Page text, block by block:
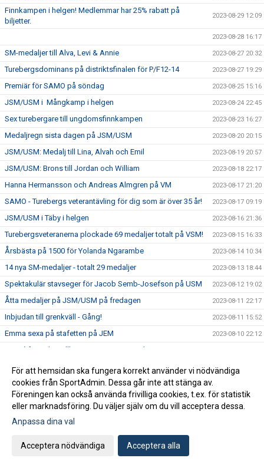
Finnkampen i helgen! Medlemmar har 25% rabatt på
biljetter.
2023-08-29 12:09
2023-08-28 16:17
SM-medaljer till Alva, Levi & Annie 2023-08-27 20:32
Turebergsdominans på distriktsfinalen för P/F12-14 2023-08-27 19:29
Premiär för SAMO på söndag 2023-08-25 15:16
JSM/USM i Mångkamp i helgen 2023-08-24 22:45
Sex turebergare till ungdomsfinnkampen 2023-08-23 16:27
Medaljregn sista dagen på JSM/USM 2023-08-20 20:15
JSM/USM: Medalj till Lina, Alvah och Emil 2023-08-19 20:57
JSM/USM: Brons till Jordan och William 2023-08-18 22:17
Hanna Hermansson och Andreas Almgren på VM 2023-08-17 21:20
SAMO - Turebergs veterantävling för dig som är över 35 år! 2023-08-17 09:19
JSM/USM i Täby i helgen 2023-08-16 21:36
Turebergsveteranerna plockade 69 medaljer totalt på VSM! 2023-08-15 16:33
Årsbästa på 1500 för Yolanda Ngarambe 2023-08-14 10:34
14 nya SM-medaljer - totalt 29 medaljer 2023-08-13 18:44
Spektakulär stavseger för Jacob Semb-Josefson på USM 2023-08-12 19:02
Åtta medaljer på JSM/USM på fredagen 2023-08-11 22:17
Inbjudan till grenkväll - Gång! 2023-08-11 15:52
Emma sexa på stafetten på JEM 2023-08-10 22:12
Succé för Ayla Hallberg Hossain i Jerusalem
JSM/USM i Helsingborg i helgen 2023-08-09 14:49
U20-EM: Ayla Hallberg Hossain till längdfinal 2023-08-09 09:46
U20-EM med tre turebergare
VSM i helgen
Massor av bilder från SM
För att hemsidan ska fungera korrekt använder vi nödvändiga
cookies från SportAdmin. Dessa går inte att stänga av.
Föreningen kan också använda frivilliga cookies, t.ex. för statistik
eller marknadsföring. Du väljer själv om du vill acceptera dessa.
Anpassa dina val
Acceptera nödvändiga Acceptera alla